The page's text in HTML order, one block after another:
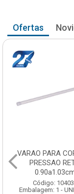
Ofertas
VARAO PARA
PRESSAO
Código:
Embalagem: 1 -